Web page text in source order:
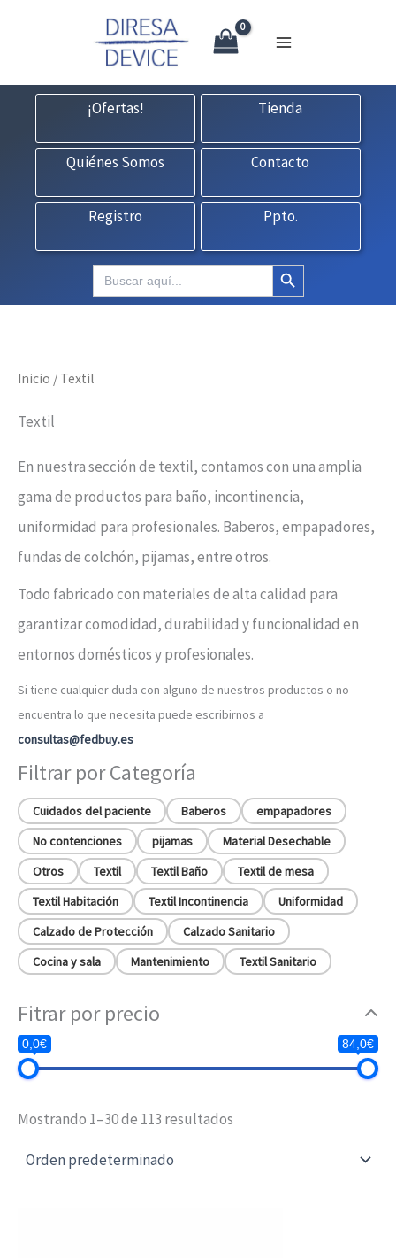
consultas@fedbuy.es| Formulario | Tlf.
¡Ofertas!
Tienda
Quiénes Somos Contacto
Registro Ppto.
Buscar: Botón de búsqueda
Inicio / Textil
Textil
En nuestra sección de textil, contamos con una amplia
gama de productos para baño, incontinencia,
uniformidad para profesionales. Baberos, empapadores,
fundas de colchón, pijamas, entre otros.
Todo fabricado con materiales de alta calidad para
garantizar comodidad, durabilidad y funcionalidad en
entornos domésticos y profesionales.
Si tiene cualquier duda con alguno de nuestros productos o no
encuentra lo que necesita puede escribirnos a
consultas@fedbuy.es
Filtrar por Categoría
Cuidados del paciente Baberos
empapadores
No contenciones
pijamas
Material Desechable
Otros
Textil Textil Baño
Textil de mesa
Textil Habitación
Textil Incontinencia
Uniformidad
Calzado de Protección
Calzado Sanitario
Cocina y sala
Mantenimiento Textil Sanitario
Fitrar por precio
0,0€ 84,0€
Mostrando 1–30 de 113 resultados